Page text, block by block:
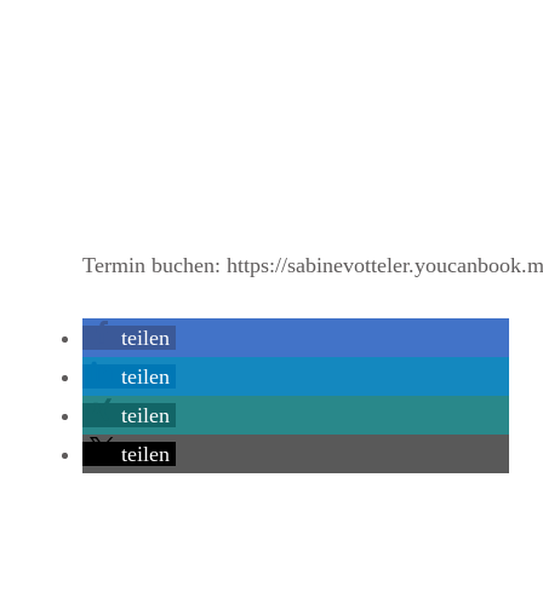
Termin buchen: https://
teilen
teilen
teilen
teilen